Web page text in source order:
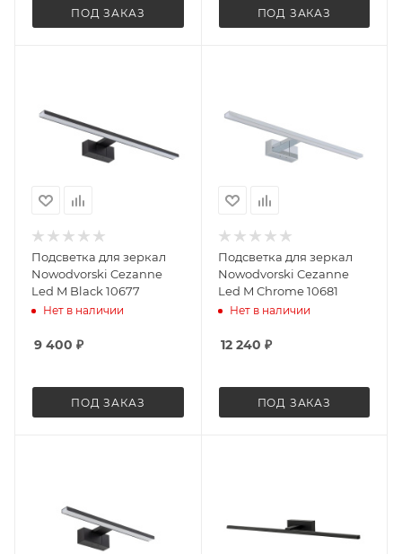
ПОД ЗАКАЗ ПОД ЗАКАЗ
Подсветка для зеркал
Nowodvorski Cezanne
Led M Black 10677
Нет в наличии
9 400 ₽
ПОД ЗАКАЗ
Подсветка для зеркал
Nowodvorski Cezanne
Led M Chrome 10681
Нет в наличии
12 240 ₽
ПОД ЗАКАЗ